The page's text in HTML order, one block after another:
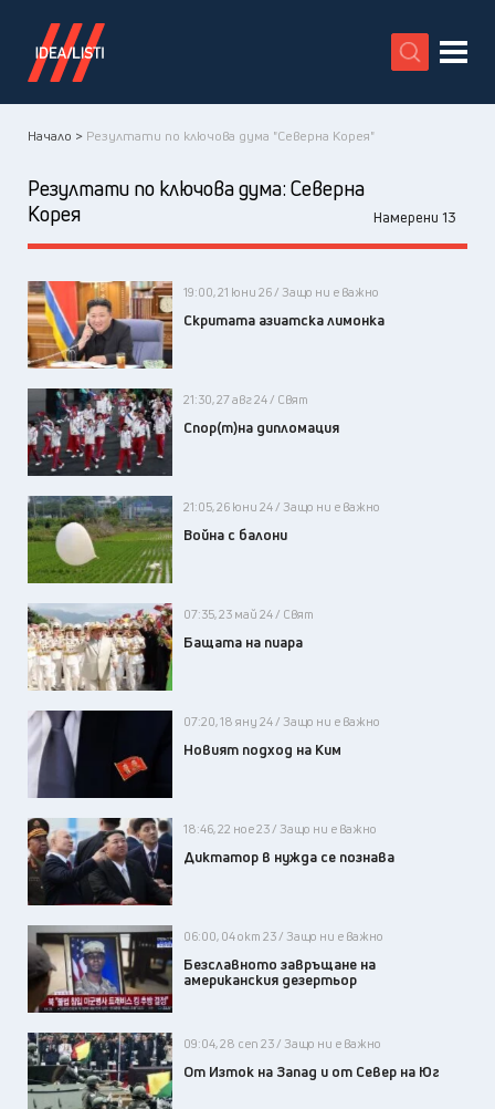
X
Начало > Резултати по ключова дума "Северна Корея"
Резултати по ключова дума: Северна
Корея
Намерени 13
19:00, 21 юни 26 / Защо ни е важно
Скритата азиатска лимонка
21:30, 27 авг 24 / Свят
Спор(т)на дипломация
21:05, 26 юни 24 / Защо ни е важно
Война с балони
07:35, 23 май 24 / Свят
Бащата на пиара
07:20, 18 яну 24 / Защо ни е важно
Новият подход на Ким
18:46, 22 ное 23 / Защо ни е важно
Диктатор в нужда се познава
06:00, 04 окт 23 / Защо ни е важно
Безславното завръщане на
американския дезертьор
09:04, 28 сеп 23 / Защо ни е важно
От Изток на Запад и от Север на Юг